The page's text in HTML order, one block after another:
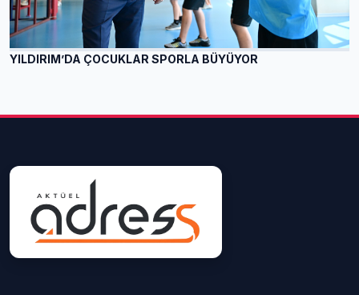
YILDIRIM’DA ÇOCUKLAR SPORLA BÜYÜYOR